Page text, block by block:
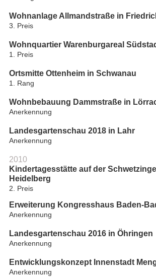
Wohnanlage Allmandstraße in
3. Preis
Wohnquartier Warenburgareal
1. Preis
Ortsmitte Ottenheim in Schwanau
1. Rang
Wohnbebauung Dammstraße in
Anerkennung
Landesgartenschau 2018 in Lahr
Anerkennung
2010
Kindertagesstätte auf der
Heidelberg
2. Preis
Erweiterung Kongresshaus Baden-
Anerkennung
Landesgartenschau 2016 in Öhringen
Anerkennung
Entwicklungskonzept Innenstadt
Anerkennung